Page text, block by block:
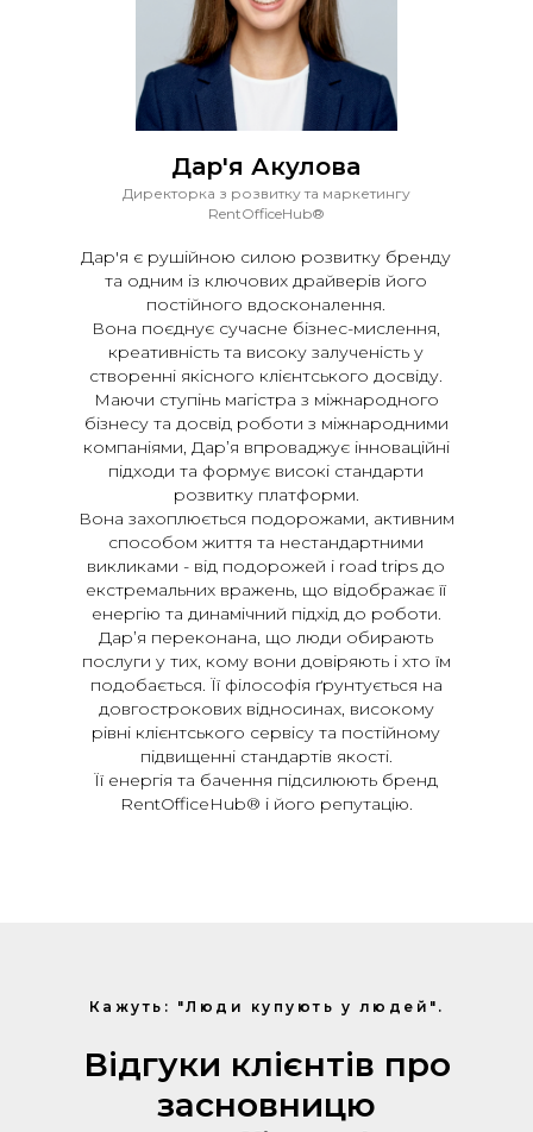
Дар'я Акулова
Директорка з розвитку та маркетингу
RentOfficeHub®
Дар'я є рушійною силою розвитку бренду
та одним із ключових драйверів його
постійного вдосконалення.
Вона поєднує сучасне бізнес-мислення,
креативність та високу залученість у
створенні якісного клієнтського досвіду.
Маючи ступінь магістра з міжнародного
бізнесу та досвід роботи з міжнародними
компаніями, Дар’я впроваджує інноваційні
підходи та формує високі стандарти
розвитку платформи.
Вона захоплюється подорожами, активним
способом життя та нестандартними
викликами - від подорожей і road trips до
екстремальних вражень, що відображає її
енергію та динамічний підхід до роботи.
Дар’я переконана, що люди обирають
послуги у тих, кому вони довіряють і хто їм
подобається. Її філософія ґрунтується на
довгострокових відносинах, високому
рівні клієнтського сервісу та постійному
підвищенні стандартів якості.
Її енергія та бачення підсилюють бренд
RentOfficeHub® і його репутацію.
Кажуть: "Люди купують у людей".
Відгуки клієнтів про
засновницю